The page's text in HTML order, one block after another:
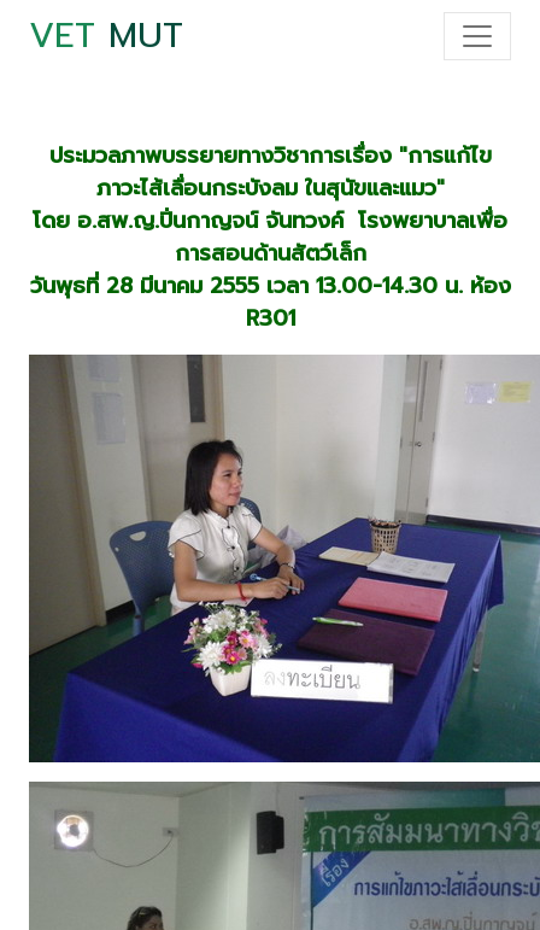
VET MUT
ประมวลภาพบรรยายทางวิชาการเรื่อง "การแก้ไข
ภาวะไส้เลื่อนกระบังลม ในสุนัขและแมว"
โดย อ.สพ.ญ.ปิ่นกาญจน์ จันทวงค์ โรงพยาบาลเพื่อ
การสอนด้านสัตว์เล็ก
วันพุธที่ 28 มีนาคม 2555 เวลา 13.00-14.30 น. ห้อง
R301